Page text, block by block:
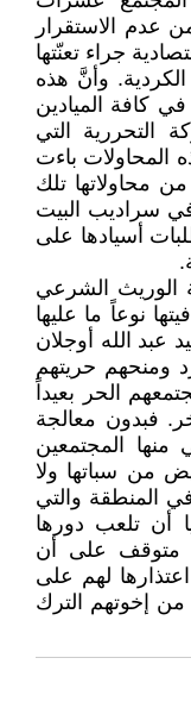
عدم الاستقرار
جراء تعنّتها
وأنَّ هذه
كافة الميادين
التحررية التي
المحاولات باءت
محاولاتها تلك
سراديب البيت
أسيادها على
الوريث الشرعي
نوعاً ما عليها
عبد الله أوجلان
ومنحهم حريتهم
الحر بعيداً
فبدون معالجة
منها المجتمعين
من سباتها ولا
المنطقة والتي
أن تلعب دورها
متوقف على أن
لهم على
إخوتهم الترك